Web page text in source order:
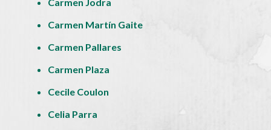
Carmen Martín Gaite
Carmen Pallares
Carmen Plaza
Cecile Coulon
Celia Parra